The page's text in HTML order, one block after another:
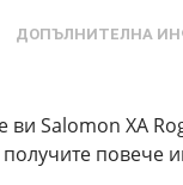
ДОПЪЛНИТЕЛНА
ви Salomon XA
повече